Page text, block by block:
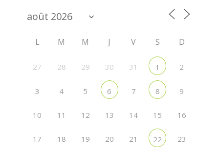
L M M J V S D
27 28 29 30 31 1 2
3 4 5 6 7 8 9
10 11 12 13 14 15 16
17 18 19 20 21 22 23